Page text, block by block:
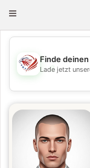
Toggle
💖
Finde
Lade jetzt